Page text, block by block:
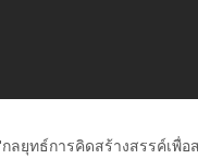
ลยุทธ์การคิดสร้างสรรค์เพื่